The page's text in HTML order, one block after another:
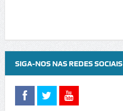
SIGA-NOS NAS REDES SOCIAIS